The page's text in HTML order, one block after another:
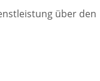
über den